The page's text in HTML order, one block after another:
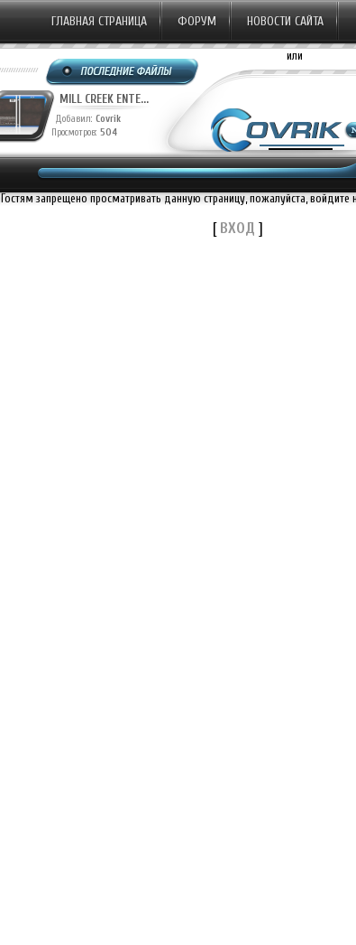
ГЛАВНАЯ СТРАНИЦА ФОРУМ НОВОСТИ САЙТА
MILL CREEK ENTE...
Добавил: Covrik
Просмотров: 504
или
Гостям запрещено просматривать данную страницу, пожалуйста, войдите
[ВХОД ]